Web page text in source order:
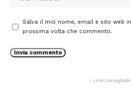
Salva il mio nome, email e sito web
prossima volta che commento.
- Link